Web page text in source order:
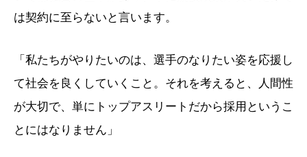
は契約に至らないと言います。
「私たちがやりたいのは、選手のなりたい姿を応援し
て社会を良くしていくこと。それを考えると、人間性
が大切で、単にトップアスリートだから採用というこ
とにはなりません」